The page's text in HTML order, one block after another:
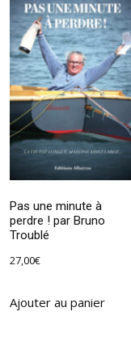
Pas une minute à
perdre ! par Bruno
Troublé
27,00€
Ajouter au panier